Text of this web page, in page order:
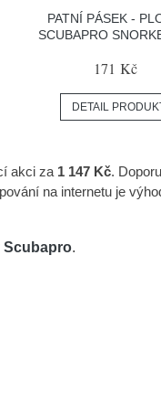
PATNÍ PÁSEK -
SCUBAPRO
171 Kč
DETAIL
akci za 1 147 Kč.
na internetu je
Scubapro.